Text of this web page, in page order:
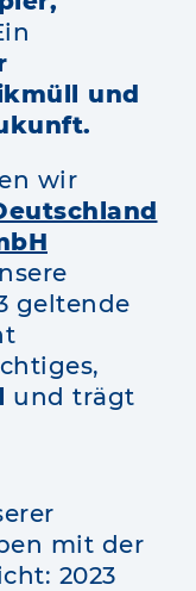
und
wir
geltende
und trägt
mit der
2023